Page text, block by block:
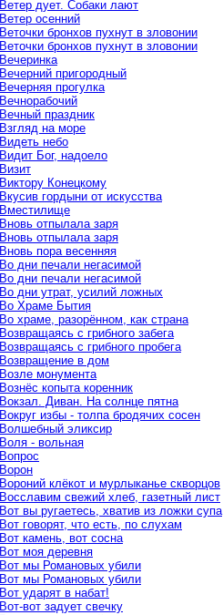
Ветер дует. Собаки лают
Ветер осенний
Веточки бронхов пухнут в зловонии
Веточки бронхов пухнут в зловонии
Вечеринка
Вечерний пригородный
Вечерняя прогулка
Вечнорабочий
Вечный праздник
Взгляд на море
Видеть небо
Видит Бог, надоело
Визит
Виктору Конецкому
Вкусив гордыни от искусства
Вместилище
Вновь отпылала заря
Вновь отпылала заря
Вновь пора весенняя
Во дни печали негасимой
Во дни печали негасимой
Во дни утрат, усилий ложных
Во Храме Бытия
Во храме, разорённом, как страна
Возвращаясь с грибного забега
Возвращаясь с грибного пробега
Возвращение в дом
Возле монумента
Вознёс копыта коренник
Вокзал. Диван. На солнце пятна
Вокруг избы - толпа бродячих сосен
Волшебный эликсир
Воля - вольная
Вопрос
Ворон
Вороний клёкот и мурлыканье скворцов
Восславим свежий хлеб, газетный лист
Вот вы ругаетесь, хватив из ложки супа
Вот говорят, что есть, по слухам
Вот камень, вот сосна
Вот моя деревня
Вот мы Романовых убили
Вот мы Романовых убили
Вот ударят в набат!
Вот-вот задует свечку